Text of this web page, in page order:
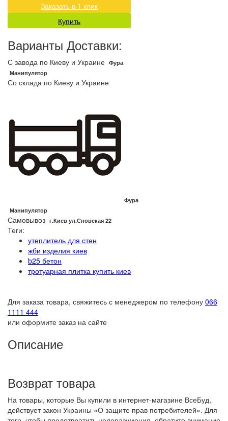
Заказать в 1 клик
Купить
Варианты Доставки:
С завода по Киеву и Украине Фура
Манипулятор
Со склада по Киеву и Украине
Фура
Манипулятор
Самовывоз г.Киев ул.Сновская 22
Теги:
утеплитель для стен
жби изделия киев
b25 бетон
тротуарная плитка купить киев
Для заказа товара, свяжитесь с менеджером по телефону 066
1111 444
или оформите заказ на сайте
Описание
Возврат товара
На товары, которые Вы купили в интернет-магазине ВсеБуд,
действует закон Украины «О защите прав потребителей». Для